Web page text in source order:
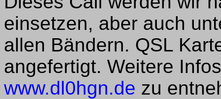
einsetzen, aber auch
allen Bändern. QSL
angefertigt. Weitere
www.dl0hgn.de zu